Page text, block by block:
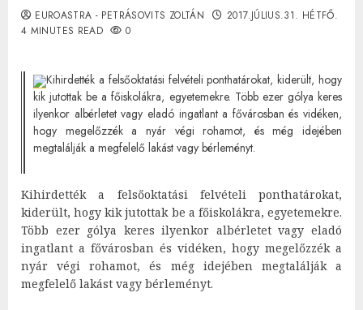
EUROASTRA - PETRÁSOVITS ZOLTÁN
2017.JÚLIUS.31. HÉTFŐ.
4 MINUTES READ
0
Kihirdették a felsőoktatási felvételi ponthatárokat, kiderült, hogy
kik jutottak be a főiskolákra, egyetemekre. Több ezer gólya keres
ilyenkor albérletet vagy eladó ingatlant a fővárosban és vidéken,
hogy megelőzzék a nyár végi rohamot, és még idejében
megtalálják a megfelelő lakást vagy bérleményt.
Kihirdették a felsőoktatási felvételi ponthatárokat,
kiderült, hogy kik jutottak be a főiskolákra, egyetemekre.
Több ezer gólya keres ilyenkor albérletet vagy eladó
ingatlant a fővárosban és vidéken, hogy megelőzzék a
nyár végi rohamot, és még idejében megtalálják a
megfelelő lakást vagy bérleményt.